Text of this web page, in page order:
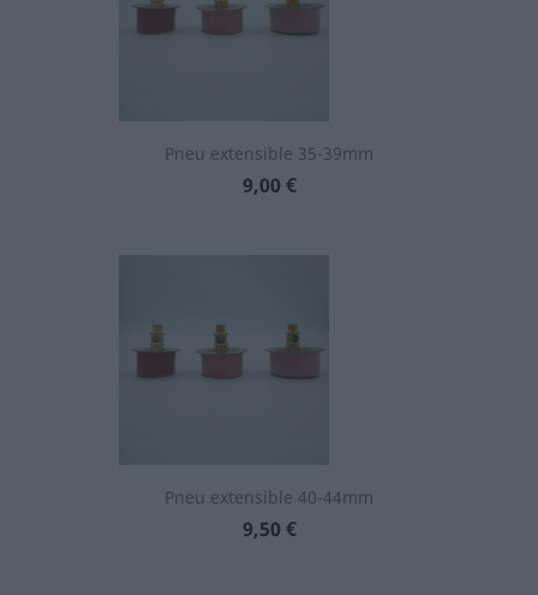
Pneu extensible 35-39mm
Prix
9,00 €
Pneu extensible 40-44mm
Prix
9,50 €